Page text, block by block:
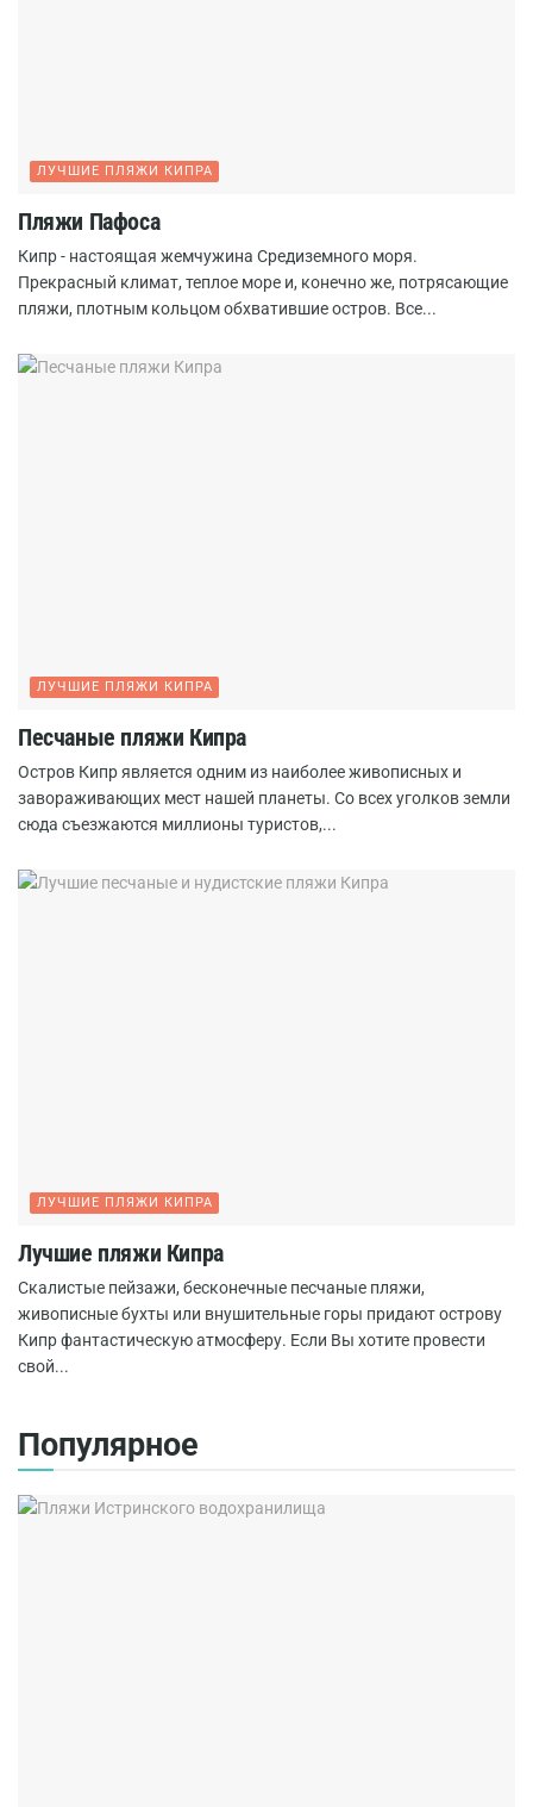
ЛУЧШИЕ ПЛЯЖИ КИПРА
Пляжи Пафоса
Кипр - настоящая жемчужина Средиземного моря.
Прекрасный климат, теплое море и, конечно же, потрясающие
пляжи, плотным кольцом обхватившие остров. Все...
ЛУЧШИЕ ПЛЯЖИ КИПРА
Песчаные пляжи Кипра
Остров Кипр является одним из наиболее живописных и
завораживающих мест нашей планеты. Со всех уголков земли
сюда съезжаются миллионы туристов,...
ЛУЧШИЕ ПЛЯЖИ КИПРА
Лучшие пляжи Кипра
Скалистые пейзажи, бесконечные песчаные пляжи,
живописные бухты или внушительные горы придают острову
Кипр фантастическую атмосферу. Если Вы хотите провести
свой...
Популярное